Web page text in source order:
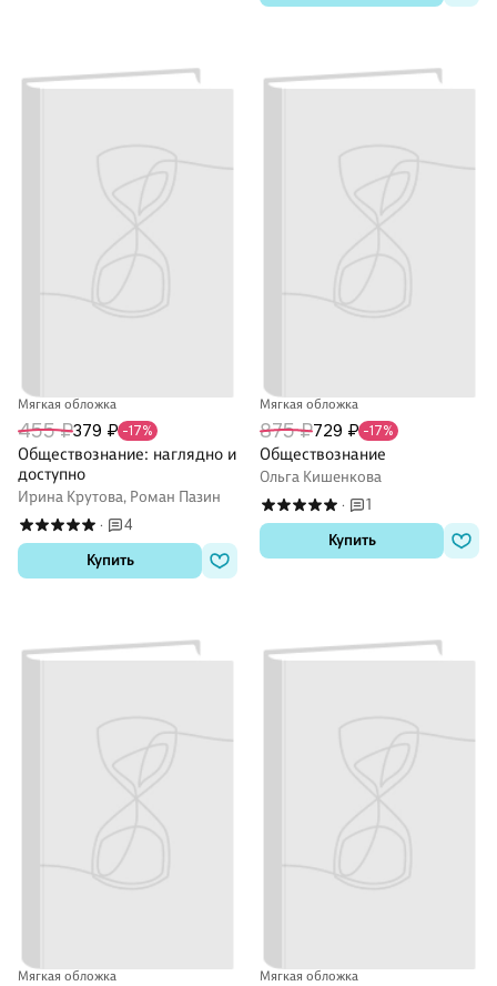
Мягкая обложка
455 ₽379 ₽ -17%
Обществознание: наглядно и
доступно
Ирина Крутова, Роман Пазин
·
4
Купить
Мягкая обложка
875 ₽729 ₽ -17%
Обществознание
Ольга Кишенкова
·
1
Купить
Мягкая обложка Мягкая обложка